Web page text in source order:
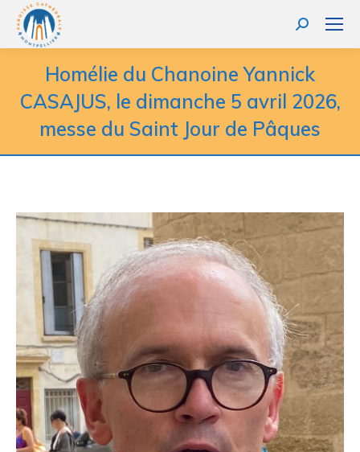
Homélie du Chanoine Yannick
CASAJUS, le dimanche 5 avril 2026,
messe du Saint Jour de Pâques